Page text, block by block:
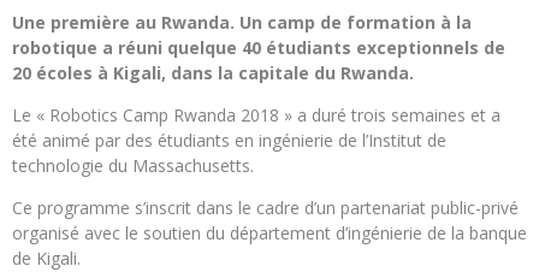
Une première au Rwanda. Un camp de formation à la
robotique a réuni quelque 40 étudiants exceptionnels de
20 écoles à Kigali, dans la capitale du Rwanda.
Le « Robotics Camp Rwanda 2018 » a duré trois semaines et a
été animé par des étudiants en ingénierie de l’Institut de
technologie du Massachusetts.
Ce programme s’inscrit dans le cadre d’un partenariat public-privé
organisé avec le soutien du département d’ingénierie de la banque
de Kigali.